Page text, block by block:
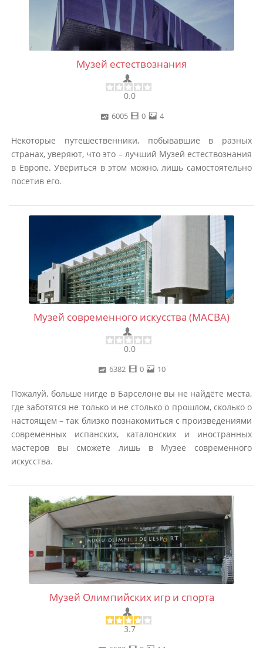
Музей естествознания
0.0
6005 0 4
Некоторые путешественники, побывавшие в разных
странах, уверяют, что это – лучший Музей естествознания
в Европе. Увериться в этом можно, лишь самостоятельно
посетив его.
Музей современного искусства (MACBA)
0.0
6382 0 10
Пожалуй, больше нигде в Барселоне вы не найдёте места,
где заботятся не только и не столько о прошлом, сколько о
настоящем – так близко познакомиться с произведениями
современных испанских, каталонских и иностранных
мастеров вы сможете лишь в Музее современного
искусства.
Музей Олимпийских игр и спорта
3.7